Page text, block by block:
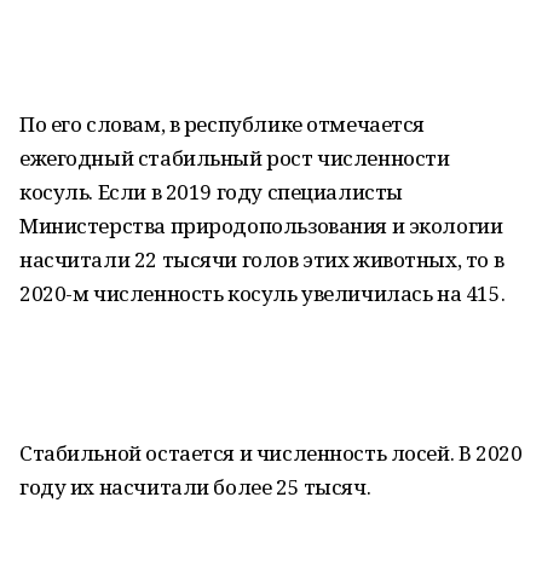
По его словам, в республике отмечается
ежегодный стабильный рост численности
косуль. Если в 2019 году специалисты
Министерства природопользования и экологии
насчитали 22 тысячи голов этих животных, то в
2020-м численность косуль увеличилась на 415.
Стабильной остается и численность лосей. В 2020
году их насчитали более 25 тысяч.